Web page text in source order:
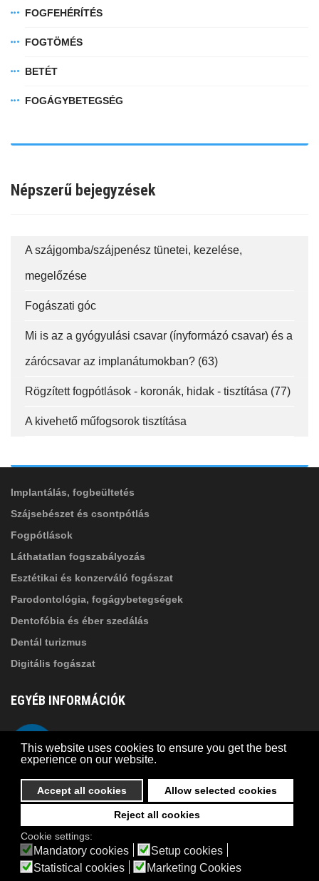
This website uses cookies to ensure you get the best
experience on our website.
Reject all cookies
Allow selected cookies
Accept all cookies
Cookie settings:
Mandatory cookies
Setup cookies
Statistical cookies
Marketing Cookies
FOGFEHÉRÍTÉS
FOGTÖMÉS
BETÉT
FOGÁGYBETEGSÉG
Népszerű bejegyzések
A szájgomba/szájpenész tünetei, kezelése,
megelőzése
Fogászati góc
Mi is az a gyógyulási csavar (ínyformázó csavar) és a
zárócsavar az implanátumokban? (63)
Rögzített fogpótlások - koronák, hidak - tisztítása (77)
A kivehető műfogsorok tisztítása
ITT TALÁL MEG
fa-
fa-
in
EMAILCIME
FELIRATKOZÁS
Implantálás, fogbeültetés
Szájsebészet és csontpótlás
Fogpótlások
Láthatatlan fogszabályozás
Esztétikai és konzerváló fogászat
Parodontológia, fogágybetegségek
Dentofóbia és éber szedálás
Dentál turizmus
Digitális fogászat
EGYÉB INFORMÁCIÓK
Adatkezelési szabályzat
Kapcsolat
© 2026 Suba Dental | Webdesign by
Akadálymentesítési nyilatkozat